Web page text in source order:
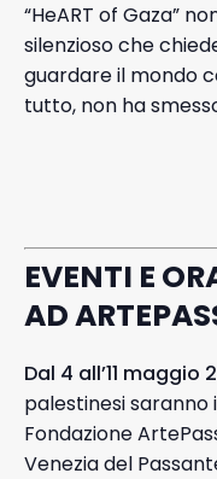
“HeART of Gaza”
silenzioso che
guardare il mondo
tutto, non ha
EVENTI E
AD
Dal 4 all’11 maggio
palestinesi
Fondazione
Venezia del